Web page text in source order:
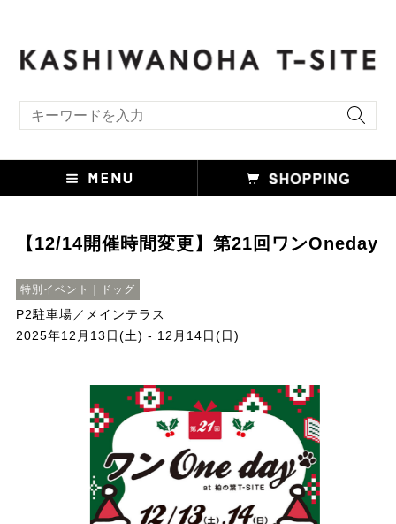
【12/14開催時間変更】第21回ワンOneday
特別イベント｜ドッグ
P2駐車場／メインテラス
2025年12月13日(土) - 12月14日(日)